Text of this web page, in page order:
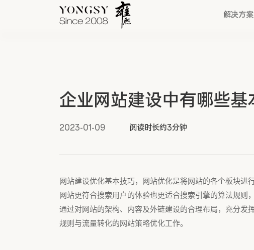
解决方案
新能源案例
我们的业务
企业网站建设中有哪些基
2023-01-09 阅读时长约3分钟
网站建设优化基本技巧，网站优化是将网站的各个板块进
网站更符合搜索用户的体验也更适合搜索引擎的算法规
通过对网站的架构、内容及外链建设的合理布局，充分发
规则与流量转化的网站策略优化工作。